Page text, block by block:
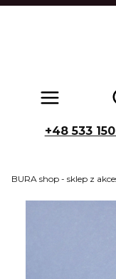
+48 533
BURA shop - sklep z